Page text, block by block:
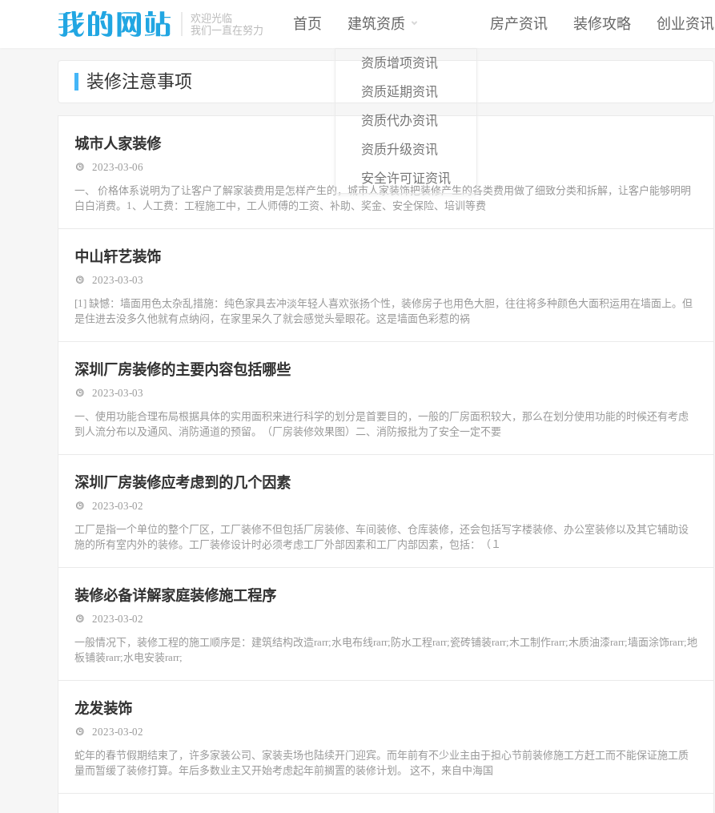
欢迎光临
我们一直在努力
首页 建筑资质
资质增项资讯
资质延期资讯
资质代办资讯
资质升级资讯
安全许可证资讯
房产资讯 装修攻略 创业资讯
装修注意事项
城市人家装修
2023-03-06
一、 价格体系说明为了让客户了解家装费用是怎样产生的，城市人家装饰把装修产生的各类费用做了细致分类和拆解，让客户能够明明
白白消费。1、人工费：工程施工中，工人师傅的工资、补助、奖金、安全保险、培训等费
中山轩艺装饰
2023-03-03
[1] 缺憾：墙面用色太杂乱措施：纯色家具去冲淡年轻人喜欢张扬个性，装修房子也用色大胆，往往将多种颜色大面积运用在墙面上。但
是住进去没多久他就有点纳闷，在家里呆久了就会感觉头晕眼花。这是墙面色彩惹的祸
深圳厂房装修的主要内容包括哪些
2023-03-03
一、使用功能合理布局根据具体的实用面积来进行科学的划分是首要目的，一般的厂房面积较大，那么在划分使用功能的时候还有考虑
到人流分布以及通风、消防通道的预留。（厂房装修效果图）二、消防报批为了安全一定不要
深圳厂房装修应考虑到的几个因素
2023-03-02
工厂是指一个单位的整个厂区，工厂装修不但包括厂房装修、车间装修、仓库装修，还会包括写字楼装修、办公室装修以及其它辅助设
施的所有室内外的装修。工厂装修设计时必须考虑工厂外部因素和工厂内部因素，包括：（１
装修必备详解家庭装修施工程序
2023-03-02
一般情况下，装修工程的施工顺序是：建筑结构改造rarr;水电布线rarr;防水工程rarr;瓷砖铺装rarr;木工制作rarr;木质油漆rarr;墙面涂饰rarr;地
板铺装rarr;水电安装rarr;
龙发装饰
2023-03-02
蛇年的春节假期结束了，许多家装公司、家装卖场也陆续开门迎宾。而年前有不少业主由于担心节前装修施工方赶工而不能保证施工质
量而暂缓了装修打算。年后多数业主又开始考虑起年前搁置的装修计划。 这不，来自中海国